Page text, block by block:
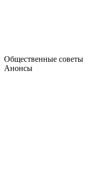
Общественные советы
Анонсы